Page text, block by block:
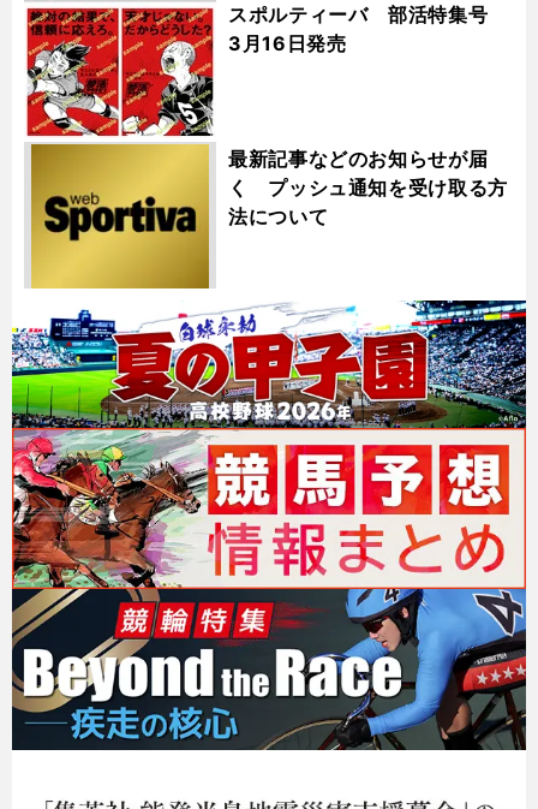
スポルティーバ 部活特集号
3月16日発売
最新記事などのお知らせが届
く プッシュ通知を受け取る方
法について